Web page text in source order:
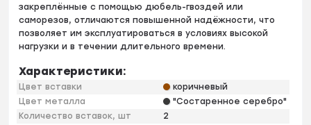
закреплённые с помощью дюбель-гвоздей или
саморезов, отличаются повышенной надёжности, что
позволяет им эксплуатироваться в условиях высокой
нагрузки и в течении длительного времени.
Характеристики:
Цвет вставки
коричневый
Цвет металла
"Состаренное серебро"
Количество вставок, шт
2